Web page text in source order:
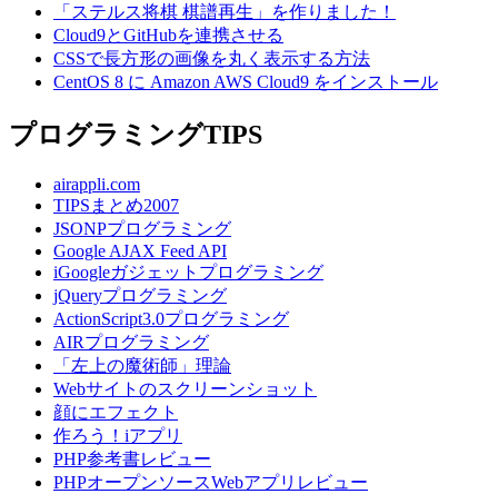
「ステルス将棋 棋譜再生」を作りました！
Cloud9とGitHubを連携させる
CSSで長方形の画像を丸く表示する方法
CentOS 8 に Amazon AWS Cloud9 をインストール
プログラミングTIPS
airappli.com
TIPSまとめ2007
JSONPプログラミング
Google AJAX Feed API
iGoogleガジェットプログラミング
jQueryプログラミング
ActionScript3.0プログラミング
AIRプログラミング
「左上の魔術師」理論
Webサイトのスクリーンショット
顔にエフェクト
作ろう！iアプリ
PHP参考書レビュー
PHPオープンソースWebアプリレビュー